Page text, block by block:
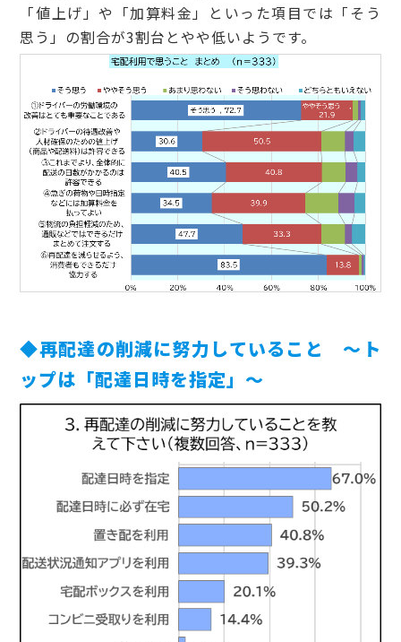
「値上げ」や「加算料金」といった項目では「そう
思う」の割合が3割台とやや低いようです。
◆再配達の削減に努力していること ～ト
ップは「配達日時を指定」～